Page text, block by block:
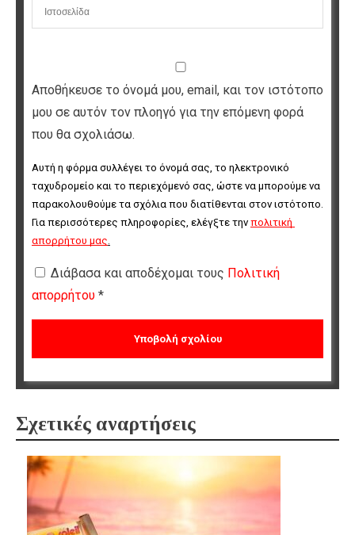
Αποθήκευσε το όνομά μου, email, και τον ιστότοπο
μου σε αυτόν τον πλοηγό για την επόμενη φορά
που θα σχολιάσω.
Αυτή η φόρμα συλλέγει το όνομά σας, το ηλεκτρονικό
ταχυδρομείο και το περιεχόμενό σας, ώστε να μπορούμε να
παρακολουθούμε τα σχόλια που διατίθενται στον ιστότοπο.
Για περισσότερες πληροφορίες, ελέγξτε την πολιτική
απορρήτου μας.
Διάβασα και αποδέχομαι τους Πολιτική
απορρήτου *
Σχετικές αναρτήσεις